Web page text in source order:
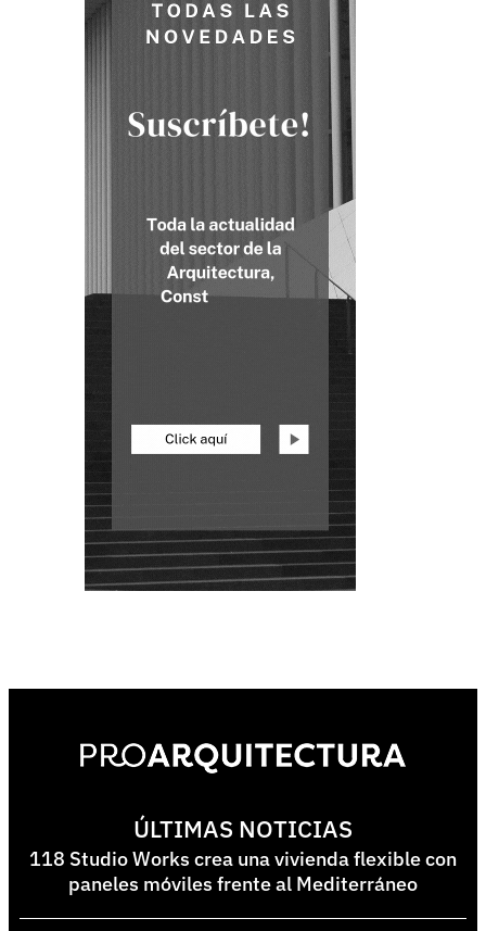
ÚLTIMAS NOTICIAS
118 Studio Works crea una vivienda flexible con
paneles móviles frente al Mediterráneo